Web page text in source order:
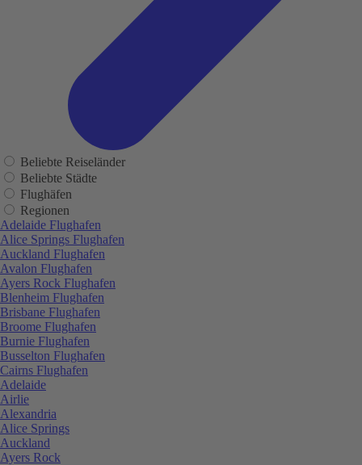
Beliebte Reiseländer
Beliebte Städte
Flughäfen
Regionen
Adelaide Flughafen
Alice Springs Flughafen
Auckland Flughafen
Avalon Flughafen
Ayers Rock Flughafen
Blenheim Flughafen
Brisbane Flughafen
Broome Flughafen
Burnie Flughafen
Busselton Flughafen
Cairns Flughafen
Adelaide
Airlie
Alexandria
Alice Springs
Auckland
Ayers Rock